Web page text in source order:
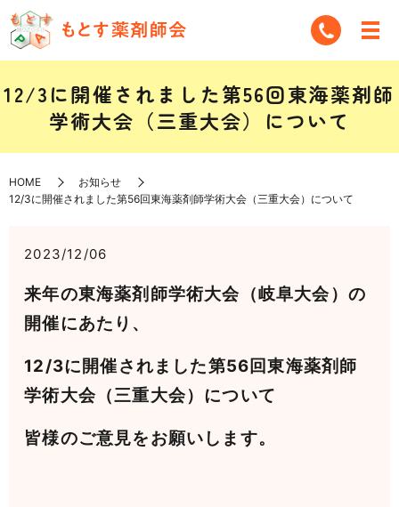
12/3に開催されました第56回東海薬剤師
学術大会（三重大会）について
HOME
お知らせ
12/3に開催されました第56回東海薬剤師学術大会（三重大会）について
2023/12/06
来年の東海薬剤師学術大会（岐阜大会）の
開催にあたり、
12/3に開催されました第56回東海薬剤師
学術大会（三重大会）について
皆様のご意見をお願いします。